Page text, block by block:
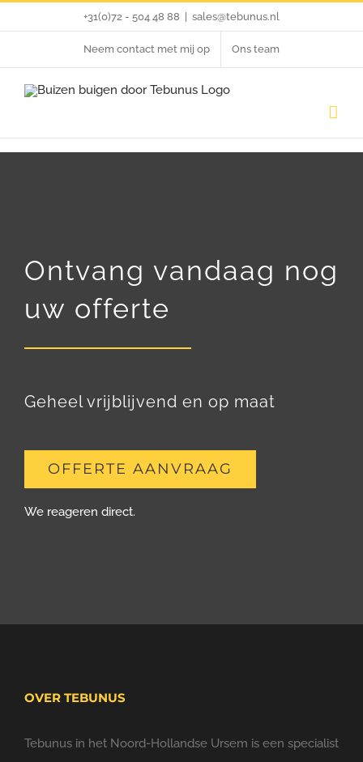
inhoud
+31(0)72 - 504 48 88 sales@tebunus.nl
Neem contact met mij op Ons team
Ontvang vandaag nog
uw offerte
Geheel vrijblijvend en op maat
OFFERTE AANVRAAG
We reageren direct.
OVER TEBUNUS
Tebunus in het Noord-Hollandse Ursem is een specialist